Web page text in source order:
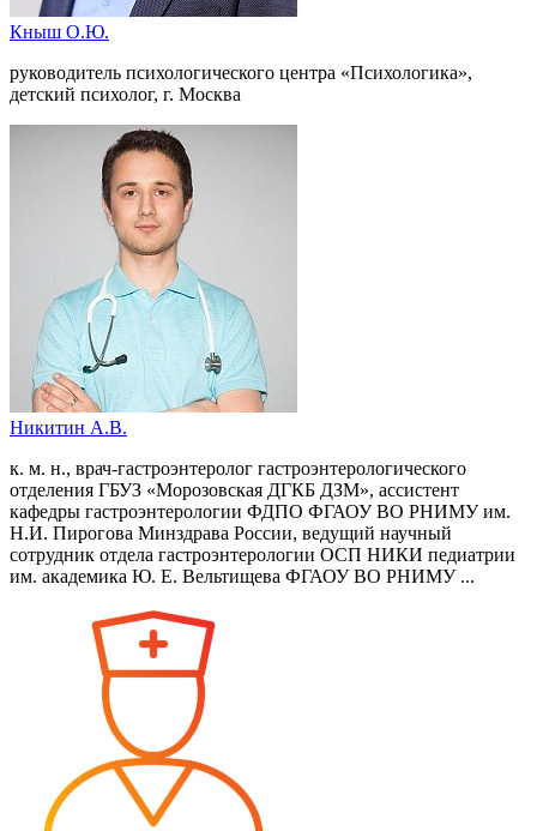
Кныш О.Ю.
руководитель психологического центра «Психологика»,
детский психолог, г. Москва
Никитин А.В.
к. м. н., врач-гастроэнтеролог гастроэнтерологического
отделения ГБУЗ «Морозовская ДГКБ ДЗМ», ассистент
кафедры гастроэнтерологии ФДПО ФГАОУ ВО РНИМУ им.
Н.И. Пирогова Минздрава России, ведущий научный
сотрудник отдела гастроэнтерологии ОСП НИКИ педиатрии
им. академика Ю. Е. Вельтищева ФГАОУ ВО РНИМУ ...